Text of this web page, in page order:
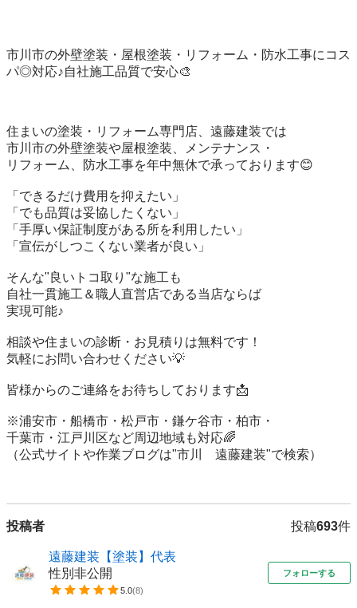
市川市の外壁塗装・屋根塗装・リフォーム・防水工事にコス
パ◎対応♪自社施工品質で安心🎨
住まいの塗装・リフォーム専門店、遠藤建装では
市川市の外壁塗装や屋根塗装、メンテナンス・
リフォーム、防水工事を年中無休で承っております😊
「できるだけ費用を抑えたい」
「でも品質は妥協したくない」
「手厚い保証制度がある所を利用したい」
「宣伝がしつこくない業者が良い」
そんな"良いトコ取り"な施工も
自社一貫施工＆職人直営店である当店ならば
実現可能♪
相談や住まいの診断・お見積りは無料です！
気軽にお問い合わせください💡
皆様からのご連絡をお待ちしております📩
※浦安市・船橋市・松戸市・鎌ケ谷市・柏市・
千葉市・江戸川区など周辺地域も対応🌈
（公式サイトや作業ブログは"市川　遠藤建装"で検索）
投稿者 投稿693件
遠藤建装【塗装】代表
性別非公開
5.0(8)
フォローする